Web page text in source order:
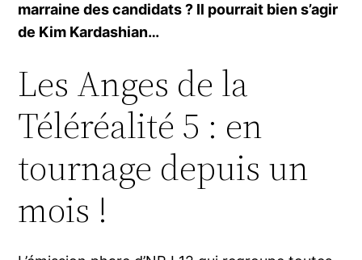
marraine des candidats ? Il pourrait bien s’agir
de Kim Kardashian…
Les Anges de la
Téléréalité 5 : en
tournage depuis un
mois !